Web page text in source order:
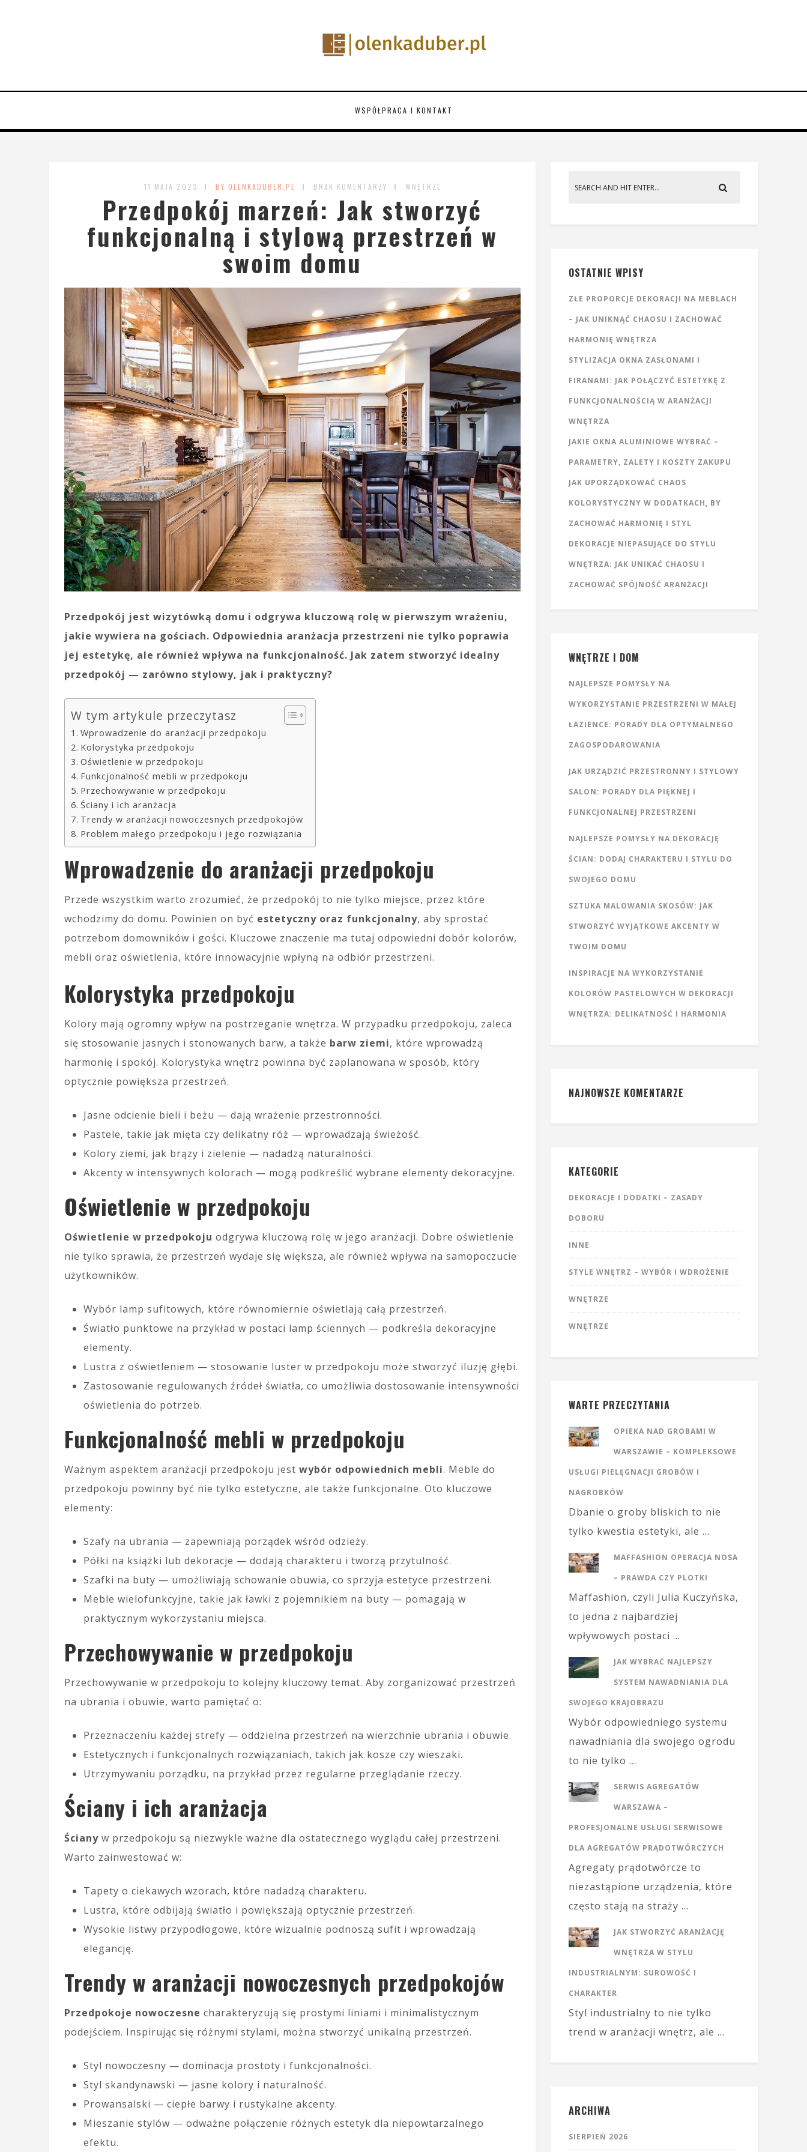
WSPÓŁPRACA I KONTAKT
11 MAJA 2023 BY OLENKADUBER.PL BRAK KOMENTARZY WNĘTRZE
Przedpokój marzeń: Jak stworzyć
funkcjonalną i stylową przestrzeń w
swoim domu
Przedpokój jest wizytówką domu i odgrywa kluczową rolę w pierwszym wrażeniu,
jakie wywiera na gościach. Odpowiednia aranżacja przestrzeni nie tylko poprawia
jej estetykę, ale również wpływa na funkcjonalność. Jak zatem stworzyć idealny
przedpokój — zarówno stylowy, jak i praktyczny?
W tym artykule przeczytasz
Wprowadzenie do aranżacji przedpokoju
Kolorystyka przedpokoju
Oświetlenie w przedpokoju
Funkcjonalność mebli w przedpokoju
Przechowywanie w przedpokoju
Ściany i ich aranżacja
Trendy w aranżacji nowoczesnych przedpokojów
Problem małego przedpokoju i jego rozwiązania
Wprowadzenie do aranżacji przedpokoju
Przede wszystkim warto zrozumieć, że przedpokój to nie tylko miejsce, przez które
wchodzimy do domu. Powinien on być estetyczny oraz funkcjonalny, aby sprostać
potrzebom domowników i gości. Kluczowe znaczenie ma tutaj odpowiedni dobór kolorów,
mebli oraz oświetlenia, które innowacyjnie wpłyną na odbiór przestrzeni.
Kolorystyka przedpokoju
Kolory mają ogromny wpływ na postrzeganie wnętrza. W przypadku przedpokoju, zaleca
się stosowanie jasnych i stonowanych barw, a także barw ziemi, które wprowadzą
harmonię i spokój. Kolorystyka wnętrz powinna być zaplanowana w sposób, który
optycznie powiększa przestrzeń.
Jasne odcienie bieli i beżu — dają wrażenie przestronności.
Pastele, takie jak mięta czy delikatny róż — wprowadzają świeżość.
Kolory ziemi, jak brązy i zielenie — nadadzą naturalności.
Akcenty w intensywnych kolorach — mogą podkreślić wybrane elementy dekoracyjne.
Oświetlenie w przedpokoju
Oświetlenie w przedpokoju odgrywa kluczową rolę w jego aranżacji. Dobre oświetlenie
nie tylko sprawia, że przestrzeń wydaje się większa, ale również wpływa na samopoczucie
użytkowników.
Wybór lamp sufitowych, które równomiernie oświetlają całą przestrzeń.
Światło punktowe na przykład w postaci lamp ściennych — podkreśla dekoracyjne
elementy.
Lustra z oświetleniem — stosowanie luster w przedpokoju może stworzyć iluzję głębi.
Zastosowanie regulowanych źródeł światła, co umożliwia dostosowanie intensywności
oświetlenia do potrzeb.
Funkcjonalność mebli w przedpokoju
Ważnym aspektem aranżacji przedpokoju jest wybór odpowiednich mebli. Meble do
przedpokoju powinny być nie tylko estetyczne, ale także funkcjonalne. Oto kluczowe
elementy:
Szafy na ubrania — zapewniają porządek wśród odzieży.
Półki na książki lub dekoracje — dodają charakteru i tworzą przytulność.
Szafki na buty — umożliwiają schowanie obuwia, co sprzyja estetyce przestrzeni.
Meble wielofunkcyjne, takie jak ławki z pojemnikiem na buty — pomagają w
praktycznym wykorzystaniu miejsca.
Przechowywanie w przedpokoju
Przechowywanie w przedpokoju to kolejny kluczowy temat. Aby zorganizować przestrzeń
na ubrania i obuwie, warto pamiętać o:
Przeznaczeniu każdej strefy — oddzielna przestrzeń na wierzchnie ubrania i obuwie.
Estetycznych i funkcjonalnych rozwiązaniach, takich jak kosze czy wieszaki.
Utrzymywaniu porządku, na przykład przez regularne przeglądanie rzeczy.
Ściany i ich aranżacja
Ściany w przedpokoju są niezwykle ważne dla ostatecznego wyglądu całej przestrzeni.
Warto zainwestować w:
Tapety o ciekawych wzorach, które nadadzą charakteru.
Lustra, które odbijają światło i powiększają optycznie przestrzeń.
Wysokie listwy przypodłogowe, które wizualnie podnoszą sufit i wprowadzają
elegancję.
Trendy w aranżacji nowoczesnych przedpokojów
Przedpokoje nowoczesne charakteryzują się prostymi liniami i minimalistycznym
podejściem. Inspirując się różnymi stylami, można stworzyć unikalną przestrzeń.
Styl nowoczesny — dominacja prostoty i funkcjonalności.
Styl skandynawski — jasne kolory i naturalność.
Prowansalski — ciepłe barwy i rustykalne akcenty.
Mieszanie stylów — odważne połączenie różnych estetyk dla niepowtarzalnego
efektu.
OSTATNIE WPISY
ZŁE PROPORCJE DEKORACJI NA MEBLACH
– JAK UNIKNĄĆ CHAOSU I ZACHOWAĆ
HARMONIĘ WNĘTRZA
STYLIZACJA OKNA ZASŁONAMI I
FIRANAMI: JAK POŁĄCZYĆ ESTETYKĘ Z
FUNKCJONALNOŚCIĄ W ARANŻACJI
WNĘTRZA
JAKIE OKNA ALUMINIOWE WYBRAĆ –
PARAMETRY, ZALETY I KOSZTY ZAKUPU
JAK UPORZĄDKOWAĆ CHAOS
KOLORYSTYCZNY W DODATKACH, BY
ZACHOWAĆ HARMONIĘ I STYL
DEKORACJE NIEPASUJĄCE DO STYLU
WNĘTRZA: JAK UNIKAĆ CHAOSU I
ZACHOWAĆ SPÓJNOŚĆ ARANŻACJI
WNĘTRZE I DOM
NAJLEPSZE POMYSŁY NA
WYKORZYSTANIE PRZESTRZENI W MAŁEJ
ŁAZIENCE: PORADY DLA OPTYMALNEGO
ZAGOSPODAROWANIA
JAK URZĄDZIĆ PRZESTRONNY I STYLOWY
SALON: PORADY DLA PIĘKNEJ I
FUNKCJONALNEJ PRZESTRZENI
NAJLEPSZE POMYSŁY NA DEKORACJĘ
ŚCIAN: DODAJ CHARAKTERU I STYLU DO
SWOJEGO DOMU
SZTUKA MALOWANIA SKOSÓW: JAK
STWORZYĆ WYJĄTKOWE AKCENTY W
TWOIM DOMU
INSPIRACJE NA WYKORZYSTANIE
KOLORÓW PASTELOWYCH W DEKORACJI
WNĘTRZA: DELIKATNOŚĆ I HARMONIA
NAJNOWSZE KOMENTARZE
KATEGORIE
DEKORACJE I DODATKI – ZASADY
DOBORU
INNE
STYLE WNĘTRZ – WYBÓR I WDROŻENIE
WNĘTRZE
WNĘTRZE
WARTE PRZECZYTANIA
OPIEKA NAD GROBAMI W
WARSZAWIE – KOMPLEKSOWE
USŁUGI PIELĘGNACJI GROBÓW I
NAGROBKÓW
Dbanie o groby bliskich to nie
tylko kwestia estetyki, ale …
MAFFASHION OPERACJA NOSA
– PRAWDA CZY PLOTKI
Maffashion, czyli Julia Kuczyńska,
to jedna z najbardziej
wpływowych postaci …
JAK WYBRAĆ NAJLEPSZY
SYSTEM NAWADNIANIA DLA
SWOJEGO KRAJOBRAZU
Wybór odpowiedniego systemu
nawadniania dla swojego ogrodu
to nie tylko …
SERWIS AGREGATÓW
WARSZAWA –
PROFESJONALNE USŁUGI SERWISOWE
DLA AGREGATÓW PRĄDOTWÓRCZYCH
Agregaty prądotwórcze to
niezastąpione urządzenia, które
często stają na straży …
JAK STWORZYĆ ARANŻACJĘ
WNĘTRZA W STYLU
INDUSTRIALNYM: SUROWOŚĆ I
CHARAKTER
Styl industrialny to nie tylko
trend w aranżacji wnętrz, ale …
ARCHIWA
SIERPIEŃ 2026